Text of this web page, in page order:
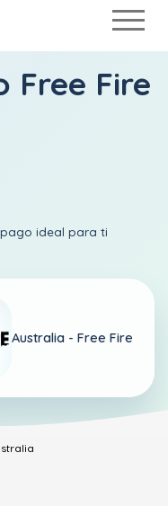
Free Fire
ideal para ti
Australia - Free Fire